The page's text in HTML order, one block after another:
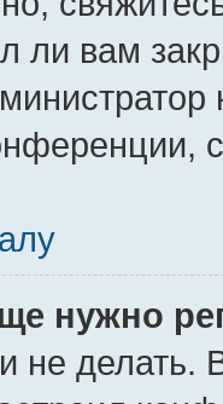
ли вам
нужно
не делать.